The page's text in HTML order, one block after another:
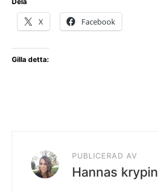
X Facebook
Gilla detta:
PUBLICERAD AV
Hannas krypin